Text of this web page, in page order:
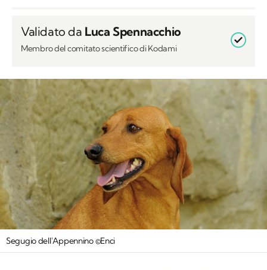
Validato da Luca Spennacchio
Membro del comitato scientifico di Kodami
Segugio dell'Appennino ©Enci